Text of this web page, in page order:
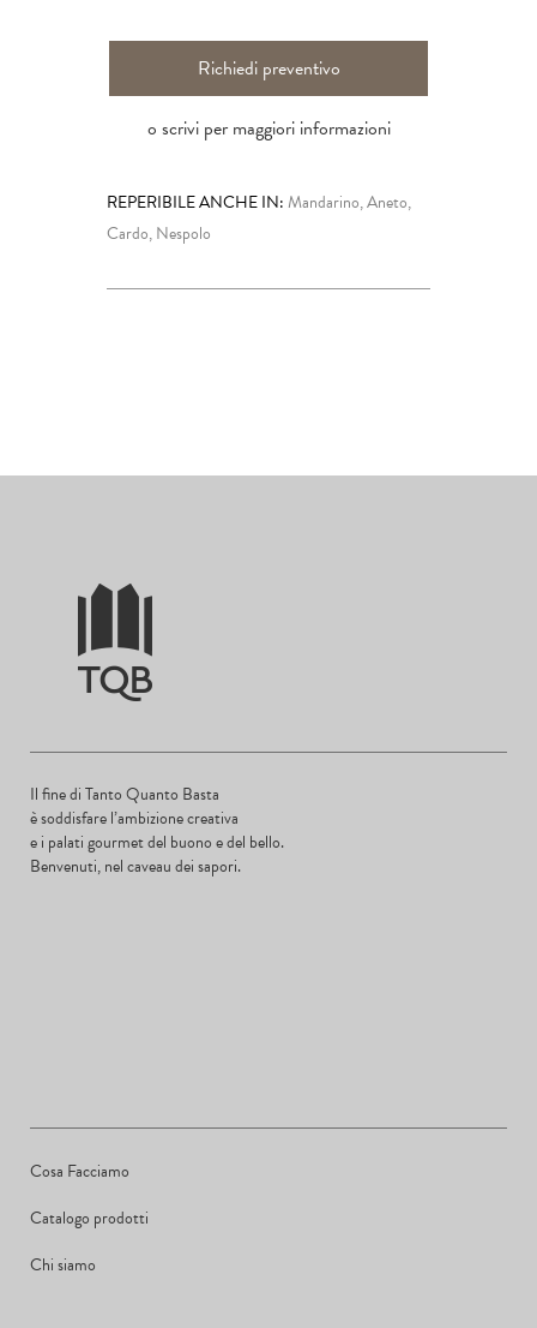
Richiedi preventivo
o scrivi per maggiori informazioni
REPERIBILE ANCHE IN:Mandarino, Aneto,
Cardo, Nespolo
Il fine di Tanto Quanto Basta
è soddisfare l’ambizione creativa
e i palati gourmet del buono e del bello.
Benvenuti, nel caveau dei sapori.
Cosa Facciamo
Catalogo prodotti
Chi siamo